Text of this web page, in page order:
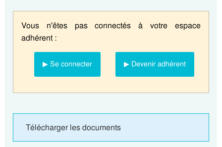
Vous n'êtes pas connectés à votre espace
adhérent :
▶ Se connecter ▶ Devenir adhérent
Télécharger les documents